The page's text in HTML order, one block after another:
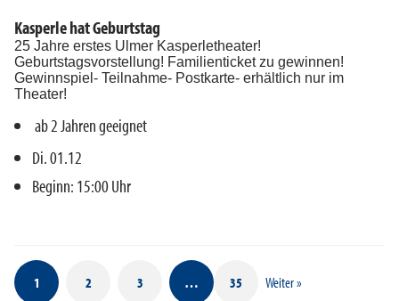
Kasperle hat Geburtstag
25 Jahre erstes Ulmer Kasperletheater!
Geburtstagsvorstellung! Familienticket zu gewinnen!
Gewinnspiel- Teilnahme- Postkarte- erhältlich nur im
Theater!
ab 2 Jahren geeignet
Di. 01.12
Beginn: 15:00 Uhr
1 2 3 … 35 Weiter »